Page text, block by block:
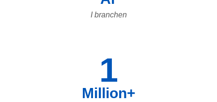
I branchen
1
Million+